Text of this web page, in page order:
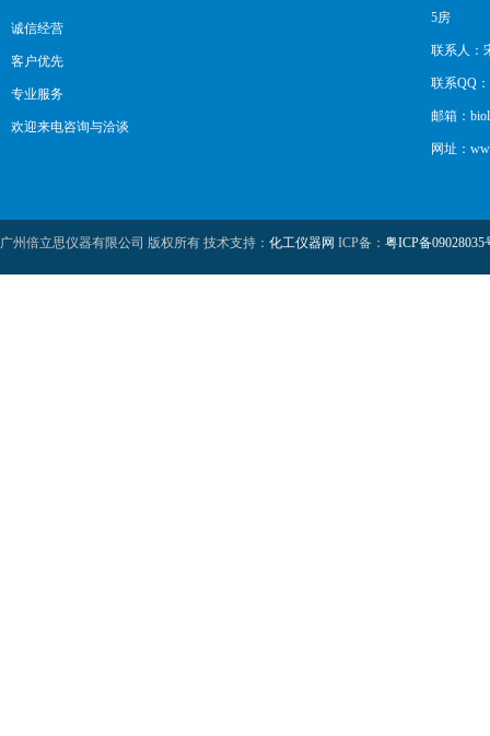
诚信经营
客户优先
专业服务
欢迎来电咨询与洽谈
5房
联系人：
联系QQ
邮箱：
网址：
广州倍立思仪器有限公司 版权所有 技术支持： 化工仪器网 ICP备： 粤ICP备09028035